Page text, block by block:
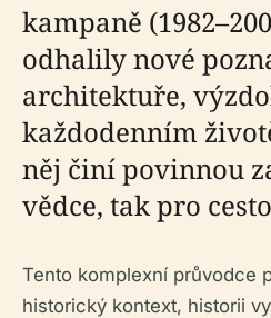
kampaně
odhalily nové
architektuře,
každodenním
něj činí povinnou
vědce, tak pro
Tento komplexní průvodce
historický kontext, historii